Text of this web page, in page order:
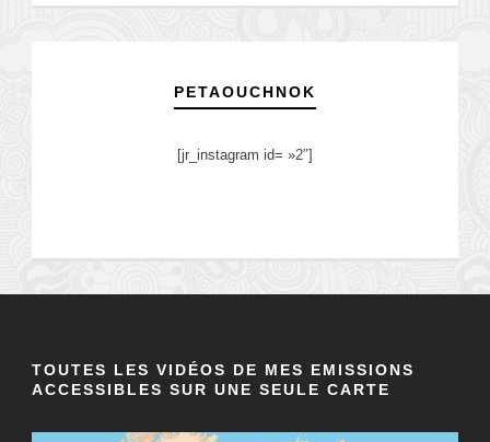
PETAOUCHNOK
[jr_instagram id= »2″]
TOUTES LES VIDÉOS DE MES EMISSIONS
ACCESSIBLES SUR UNE SEULE CARTE